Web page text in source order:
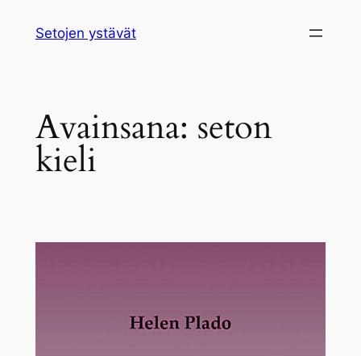
sisältöön
Setojen ystävät
Avainsana: seton
kieli